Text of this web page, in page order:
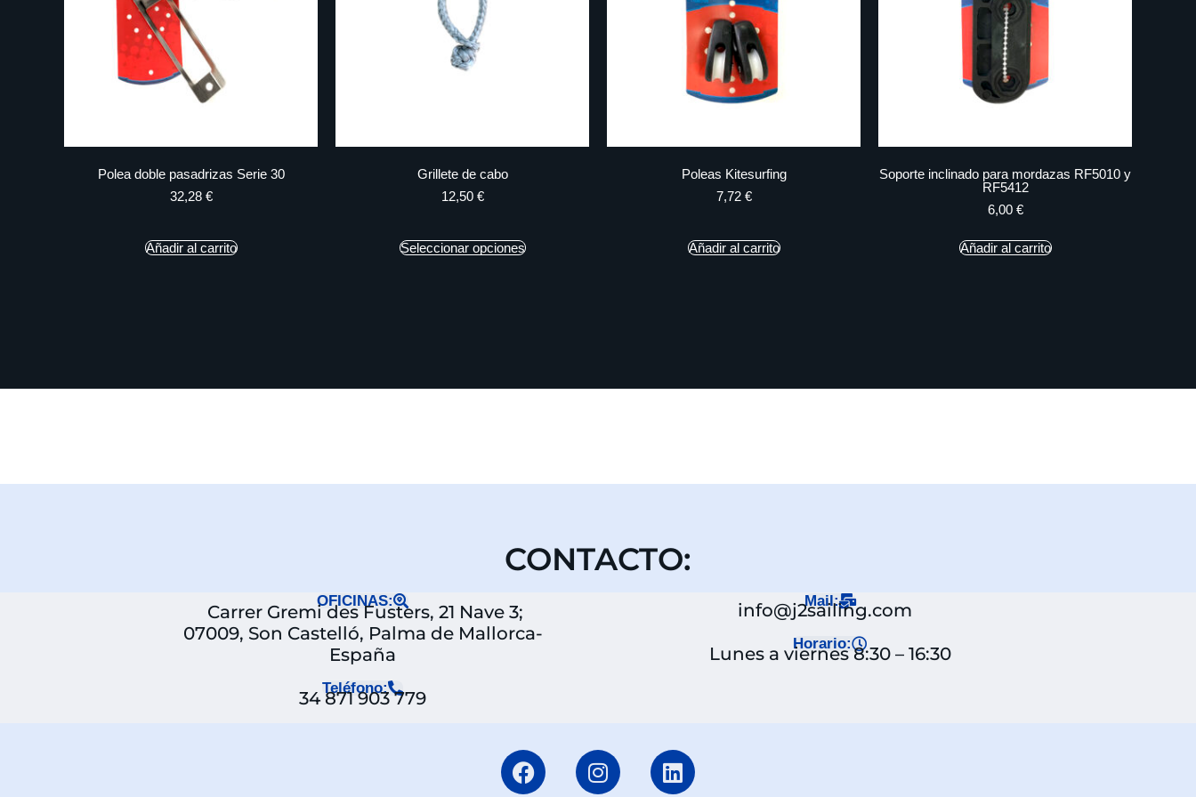
Polea doble pasadrizas Serie 30
32,28 €
Añadir al carrito
Grillete de cabo
12,50 €
Seleccionar opciones
Poleas Kitesurfing
7,72 €
Añadir al carrito
Soporte inclinado para mordazas RF5010 y
RF5412
6,00 €
Añadir al carrito
CONTACTO:
OFICINAS:
Carrer Gremi des Fusters, 21 Nave 3;
07009, Son Castelló, Palma de Mallorca-
España
Teléfono:
34 871 903 779
Mail:
info@j2sailing.com
Horario:
Lunes a viernes 8:30 – 16:30